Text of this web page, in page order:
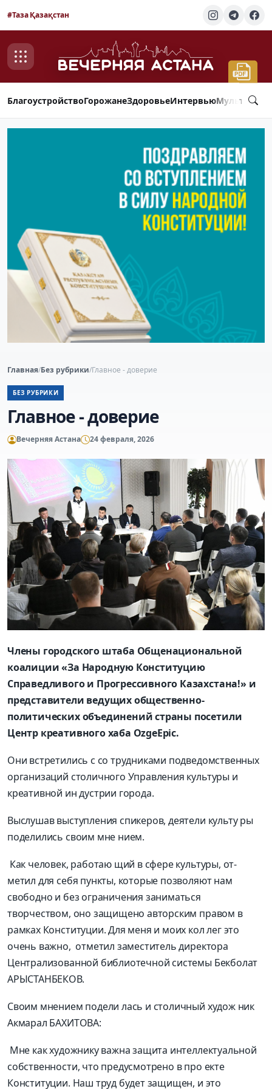
#Таза Қазақстан
БлагоустройствоГорожанеЗдоровьеИнтервью
Главная/Без рубрики/Главное - доверие
БЕЗ РУБРИКИ
Главное - доверие
Вечерняя Астана 24 февраля, 2026
Члены городского штаба Общенациональной
коалиции «За Народную Конституцию
Справедливого и Прогрессивного Казахстана!» и
представители ведущих общественно-
политических объединений страны посетили
Центр креативного хаба OzgeEpic.
Они встретились с со­ трудниками подведом­ственных
организаций столичного Управления культуры и
креативной ин­ дустрии города.
Выслушав выступления спикеров, деятели культу­ ры
поделились своим мне­ нием.
­ Как человек, работаю­ щий в сфере культуры, от­
метил для себя пункты, которые позволяют нам
свободно и без ограничения заниматься
творчеством, оно защищено авторским правом в
рамках Конститу­ции. Для меня и моих кол­ лег это
очень важно, ­ отме­тил заместитель директора
Централизованной библи­отечной системы Бекболат
АРЫСТАНБЕКОВ.
Своим мнением подели­ лась и столичный худож­ ник
Акмарал БАХИТОВА:
Мне как художнику важна защита интеллек­туальной
собственности, что предусмотрено в про­ екте
Конституции. Наш труд будет защищен, и это